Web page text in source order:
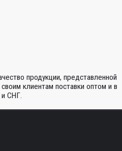
продукции, представленной
клиентам поставки оптом и в
СНГ.